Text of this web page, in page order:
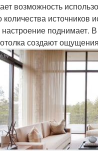
возможность
источников
поднимает.
создают